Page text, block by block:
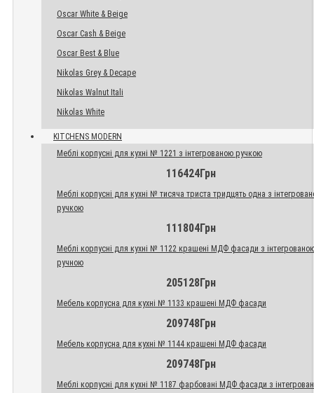
Oscar White & Beige
Oscar Cash & Beige
Oscar Best & Blue
Nikolas Grey & Decape
Nikolas Walnut Itali
Nikolas White
KITCHENS MODERN
Меблі корпусні для кухні № 1221 з інтегрованою ручкою
116424Грн
Меблі корпусні для кухні № тисяча триста тридцять одна з
ручкою
111804Грн
Меблі корпусні для кухні № 1122 крашені МДФ фасади з
ручною
205128Грн
Мебель корпусна для кухні № 1133 крашені МДФ фасади
209748Грн
Мебель корпусна для кухні № 1144 крашені МДФ фасади
209748Грн
Меблі корпусні для кухні № 1187 фарбовані МДФ фасади з